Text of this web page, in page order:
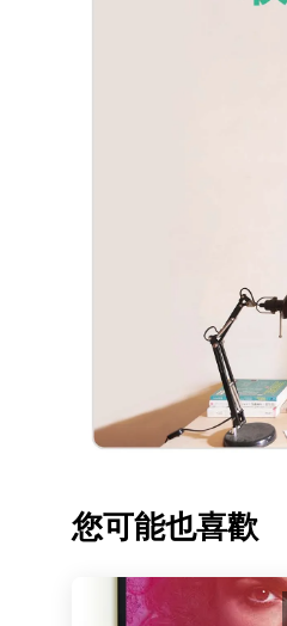
您可能也喜歡